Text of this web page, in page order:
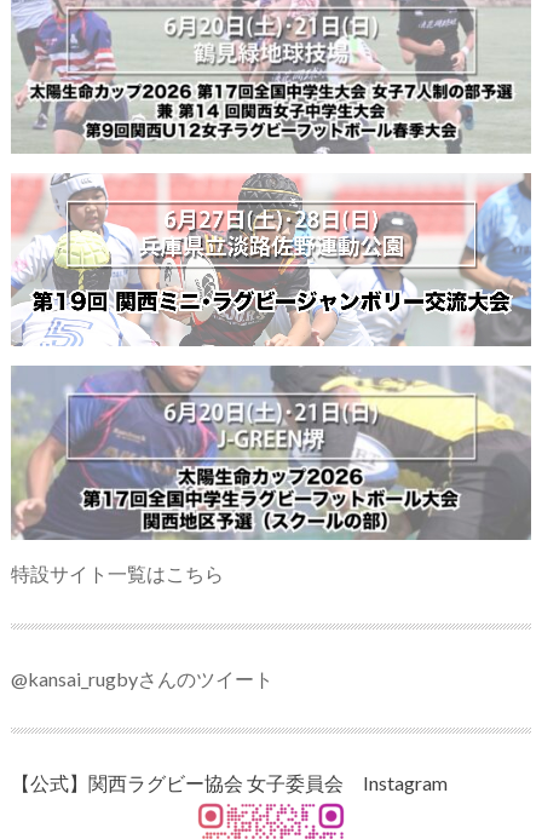
特設サイト一覧はこちら
@kansai_rugbyさんのツイート
【公式】関西ラグビー協会 女子委員会 Instagram